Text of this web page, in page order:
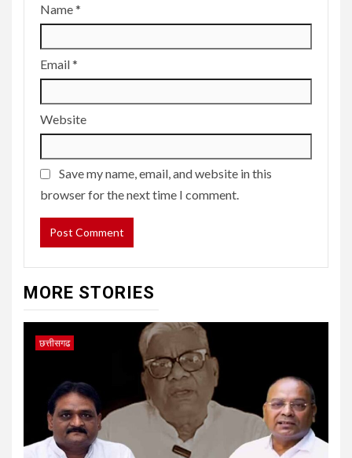
Name*
Email*
Website
Save my name, email, and website in this
browser for the next time I comment.
MORE STORIES
छत्तीसगढ